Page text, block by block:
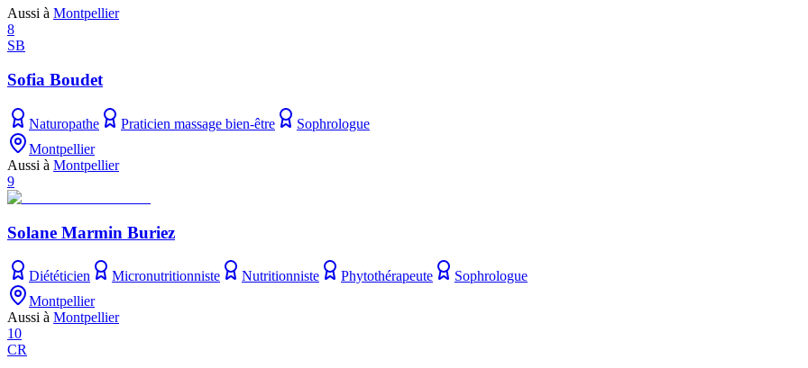
Aussi à Montpellier
8
SB
Sofia Boudet
Naturopathe Praticien massage bien-être
Sophrologue
Montpellier
Aussi à Montpellier
9
Solane Marmin Buriez
Diététicien Micronutritionniste Nutritionniste Phytothérapeute
Sophrologue
Montpellier
Aussi à Montpellier
10
CR